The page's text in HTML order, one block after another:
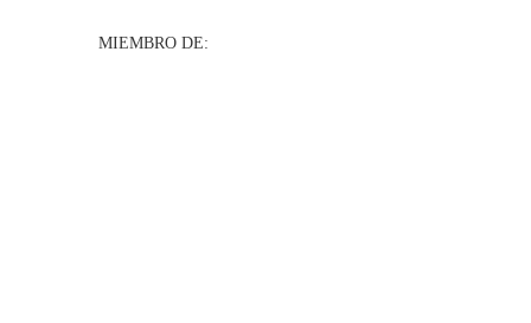
MIEMBRO DE: